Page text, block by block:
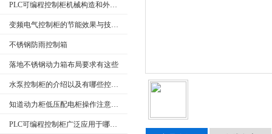
PLC可编程控制柜机械构造和外部回路的检查
变频电气控制柜的节能效果与技术发展
不锈钢防雨控制箱
落地不锈钢动力箱布局要求有这些
水泵控制柜的介绍以及有哪些控制类型
知道动力柜低压配电柜操作注意事项很重要
PLC可编程控制柜广泛应用于哪些行业？特点是什么？